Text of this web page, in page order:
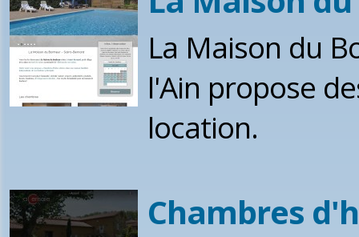
La Maison du
l'Ain propose
location.
Chambres